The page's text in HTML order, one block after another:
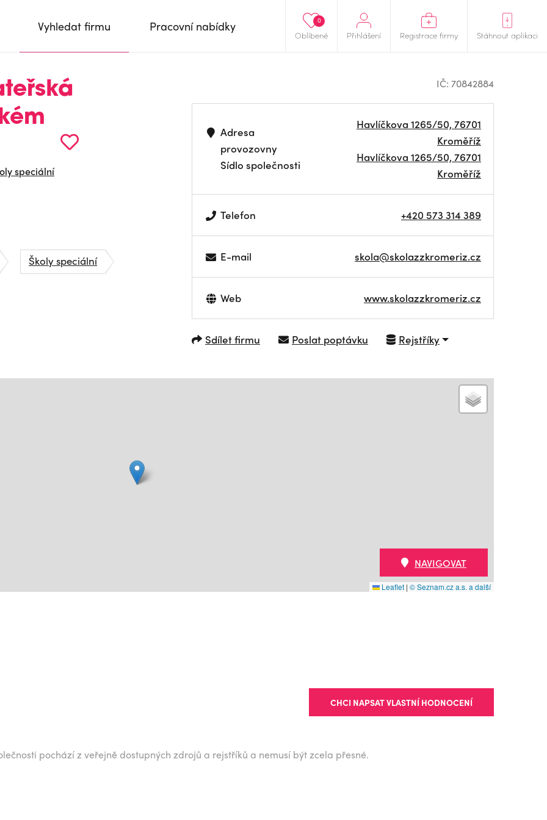
Oblíbené
0
Přihlášení Registrace firmy Stáhnout aplikaci
Vyhledat firmu Pracovní nabídky
speciální
Školy speciální
IČ: 70842884
Adresa
provozovny
Sídlo společnosti
Havlíčkova 1265/50, 76701
Kroměříž
Havlíčkova 1265/50, 76701
Kroměříž
Telefon +420 573 314 389
E-mail skola@skolazzkromeriz.cz
Web www.skolazzkromeriz.cz
Sdílet firmu Poslat poptávku Rejstříky
Leaflet | © Seznam.cz a.s. a další
NAVIGOVAT
CHCI NAPSAT VLASTNÍ HODNOCENÍ
pochází z veřejně dostupných zdrojů a rejstříků a nemusí být zcela přesné.